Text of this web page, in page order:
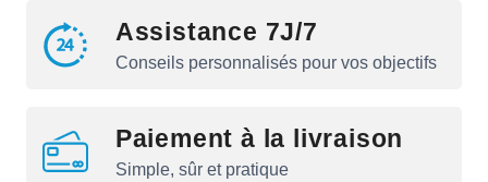
Assistance 7J/7
Conseils personnalisés pour vos objectifs
Paiement à la livraison
Simple, sûr et pratique